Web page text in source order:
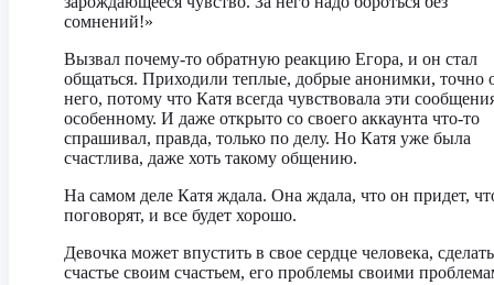
сомнений!»
Вызвал почему-то обратную реакцию Егора, и он стал
общаться. Приходили теплые, добрые анонимки, точно
него, потому что Катя всегда чувствовала эти
особенному. И даже открыто со своего аккаунта что-то
спрашивал, правда, только по делу. Но Катя уже была
счастлива, даже хоть такому общению.
На самом деле Катя ждала. Она ждала, что он придет,
поговорят, и все будет хорошо.
Девочка может впустить в свое сердце человека,
счастье своим счастьем, его проблемы своими